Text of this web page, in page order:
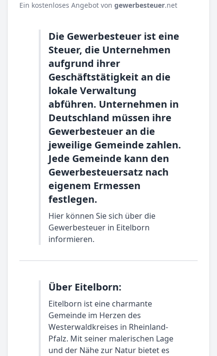
Ein kostenloses Angebot von gewerbesteuer.net
Die Gewerbesteuer ist eine
Steuer, die Unternehmen
aufgrund ihrer
Geschäftstätigkeit an die
lokale Verwaltung
abführen. Unternehmen in
Deutschland müssen ihre
Gewerbesteuer an die
jeweilige Gemeinde zahlen.
Jede Gemeinde kann den
Gewerbesteuersatz nach
eigenem Ermessen
festlegen.
Hier können Sie sich über die
Gewerbesteuer in Eitelborn
informieren.
Über Eitelborn:
Eitelborn ist eine charmante
Gemeinde im Herzen des
Westerwaldkreises in Rheinland-
Pfalz. Mit seiner malerischen Lage
und der Nähe zur Natur bietet es